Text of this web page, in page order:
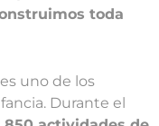
toda
uno de los
Durante el